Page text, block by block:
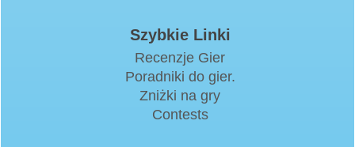
Szybkie Linki
Recenzje Gier
Poradniki do gier.
Zniżki na gry
Contests